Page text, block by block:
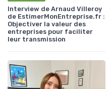
Interview de Arnaud Villeroy
de EstimerMonEntreprise.fr :
Objectiver la valeur des
entreprises pour faciliter
leur transmission